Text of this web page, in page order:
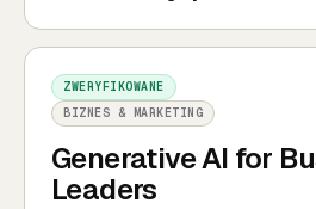
ZWERYFIKOWANE
BIZNES & MARKETING
Generative AI for
Leaders